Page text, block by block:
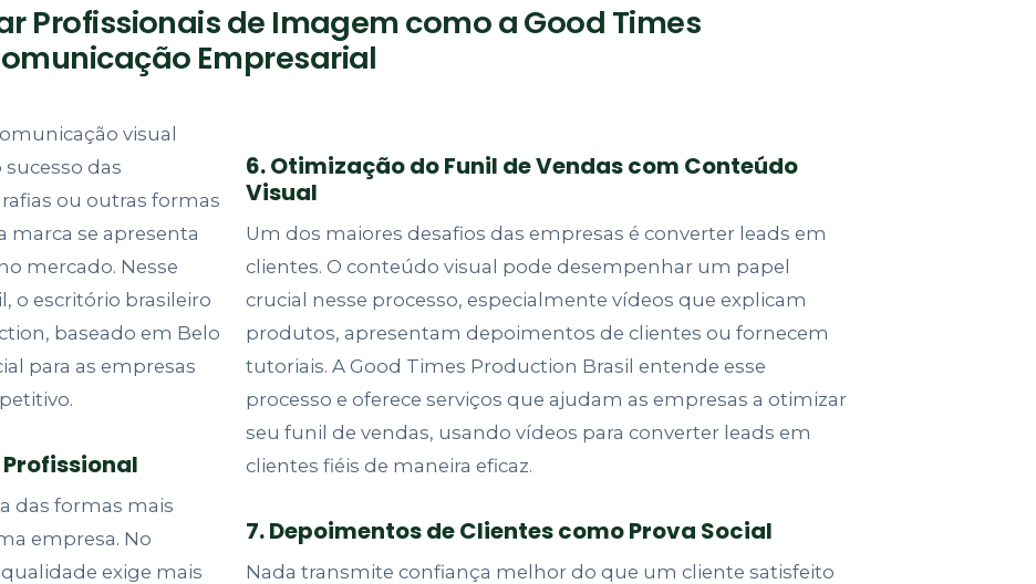
Profissionais de Imagem como a Good Times
Empresarial
visual
das
ou outras formas
marca se apresenta
mercado. Nesse
o escritório brasileiro
baseado em Belo
para as empresas
das formas mais
empresa. No
exige mais
6. Otimização do Funil de Vendas com Conteúdo
Visual
Um dos maiores desafios das empresas é converter leads em
clientes. O conteúdo visual pode desempenhar um papel
crucial nesse processo, especialmente vídeos que explicam
produtos, apresentam depoimentos de clientes ou fornecem
tutoriais. A Good Times Production Brasil entende esse
processo e oferece serviços que ajudam as empresas a otimizar
seu funil de vendas, usando vídeos para converter leads em
clientes fiéis de maneira eficaz.
7. Depoimentos de Clientes como Prova Social
Nada transmite confiança melhor do que um cliente satisfeito